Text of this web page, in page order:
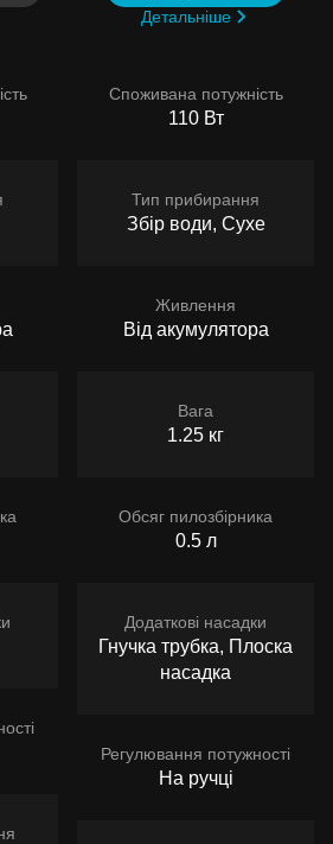
Детальніше
Споживана потужність
110 Вт
Тип прибирання
Збір води, Сухе
Живлення
Від акумулятора
Вага
1.25 кг
Обсяг пилозбірника
0.5 л
Додаткові насадки
Гнучка трубка, Плоска
насадка
Регулювання потужності
На ручці